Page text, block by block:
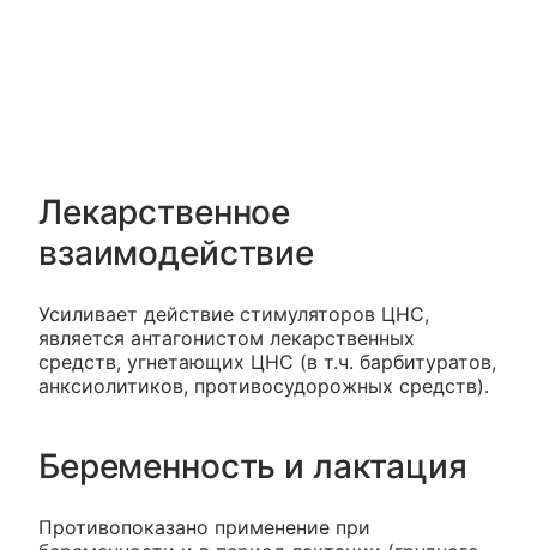
Лекарственное
взаимодействие
Усиливает действие стимуляторов ЦНС,
является антагонистом лекарственных
средств, угнетающих ЦНС (в т.ч. барбитуратов,
анксиолитиков, противосудорожных средств).
Беременность и лактация
Противопоказано применение при